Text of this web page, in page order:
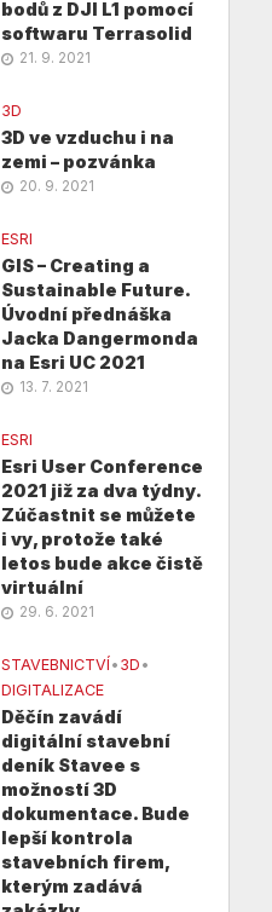
bodů z DJI L1 pomocí
softwaru Terrasolid
21. 9. 2021
3D
3D ve vzduchu i na
zemi – pozvánka
20. 9. 2021
ESRI
GIS – Creating a
Sustainable Future.
Úvodní přednáška
Jacka Dangermonda
na Esri UC 2021
13. 7. 2021
ESRI
Esri User Conference
2021 již za dva týdny.
Zúčastnit se můžete
i vy, protože také
letos bude akce čistě
virtuální
29. 6. 2021
STAVEBNICTVÍ • 3D •
DIGITALIZACE
Děčín zavádí
digitální stavební
deník Stavee s
možností 3D
dokumentace. Bude
lepší kontrola
stavebních firem,
kterým zadává